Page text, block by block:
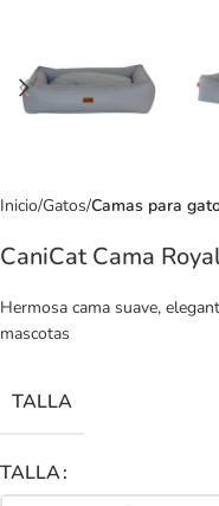
Inicio Gatos Camas para
CaniCat Cama
Hermosa cama suave,
mascotas
TALLA
TALLA